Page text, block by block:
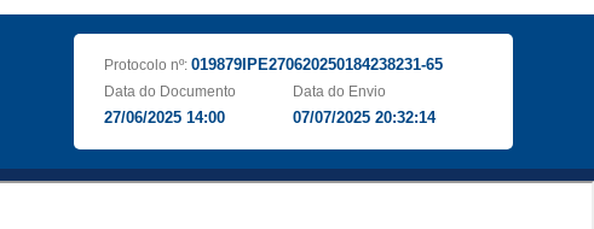
Protocolo nº: 019879IPE270620250184238231-65
Data do Documento
27/06/2025 14:00
Data do Envio
07/07/2025 20:32:14